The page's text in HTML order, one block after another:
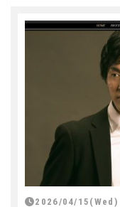
2026/04/15(Wed)